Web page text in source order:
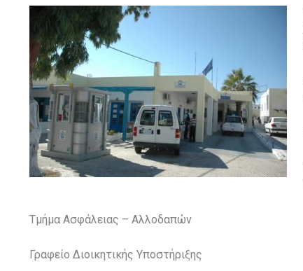
Τμήμα Ασφάλειας – Αλλοδαπών
Γραφείο Διοικητικής Υποστήριξης